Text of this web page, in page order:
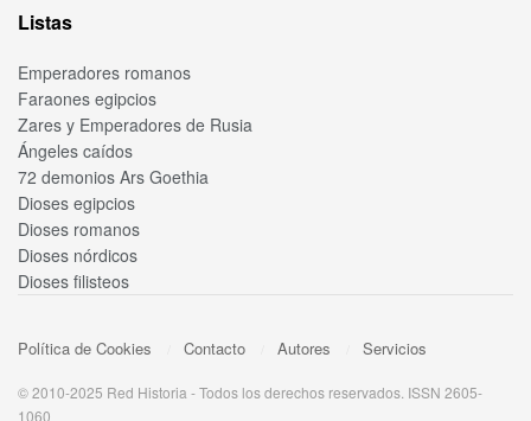
Listas
Emperadores romanos
Faraones egipcios
Zares y Emperadores de Rusia
Ángeles caídos
72 demonios Ars Goethia
Dioses egipcios
Dioses romanos
Dioses nórdicos
Dioses filisteos
Política de Cookies Contacto Autores Servicios
© 2010-2025 Red Historia - Todos los derechos reservados. ISSN 2605-
1060